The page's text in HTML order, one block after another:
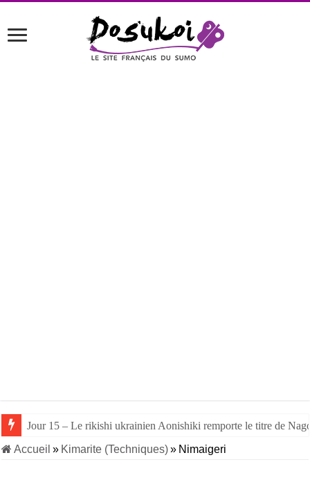
Jour 15 – Le rikishi ukrainien Aonishiki remporte le titre de
Accueil » Kimarite (Techniques)» Nimaigeri